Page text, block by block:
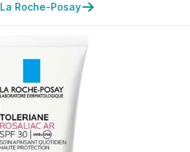
La Roche-Posay